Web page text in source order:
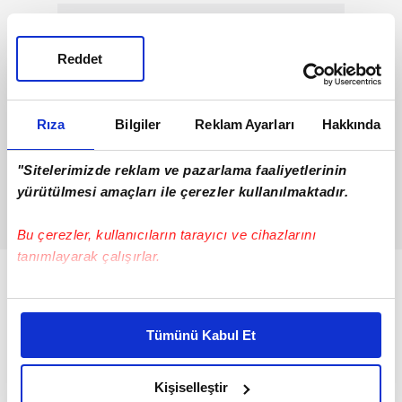
Rıza Bilgiler Reklam Ayarları Hakkında
"Sitelerimizde reklam ve pazarlama faaliyetlerinin
yürütülmesi amaçları ile çerezler kullanılmaktadır.
Bu çerezler, kullanıcıların tarayıcı ve cihazlarını
tanımlayarak çalışırlar.
Bu çerezlere izin vermeniz halinde sizlere özel
daha iyi reklam deneyimi yaşatabiliriz. Bunu yaparken
amacımızın size daha iyi bir reklam deneyimi sunmak
olduğunu ve sizlere en iyi içerikleri sunabilmek adına
Tümünü Kabul Et
Kişiselleştir
Reddet